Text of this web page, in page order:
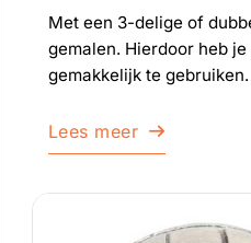
Met een 3-delige of
gemalen. Hierdoor heb
gemakkelijk te
Lees meer